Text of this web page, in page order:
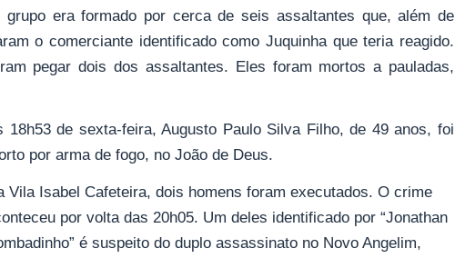
era formado por cerca de seis assaltantes que, além de
o comerciante identificado como Juquinha que teria reagido.
pegar dois dos assaltantes. Eles foram mortos a pauladas,
18h53 de sexta-feira, Augusto Paulo Silva Filho, de 49 anos, foi
por arma de fogo, no João de Deus.
Vila Isabel Cafeteira, dois homens foram executados. O crime
por volta das 20h05. Um deles identificado por “Jonathan
é suspeito do duplo assassinato no Novo Angelim,